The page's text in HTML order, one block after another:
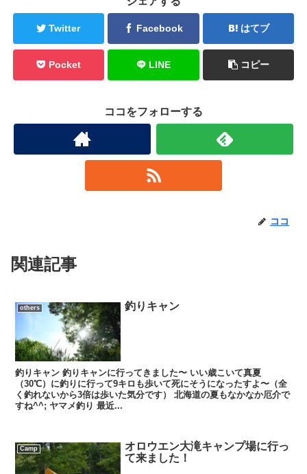
Twitter Facebook はてブ
Pocket LINE コピー
ココをフォローする
ココ
関連記事
others 釣りキャン
釣りキャン 釣りキャンに行ってきました〜 いい歳こいて真夏
（30℃）に釣りに行って9キロも歩いて死にそうになったすよ〜（全
く釣れないから3倍は歩いた気分です） 北海道の夏もなかなか厄介で
すね^^; ヤマメ釣り 最近...
Camp
オロウエン大滝キャンプ場に行っ
て来ました！